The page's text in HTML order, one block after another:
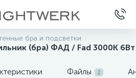
бра и подсветки
(бра) ФАД / Fad 3000К 6Вт
Файлы 2